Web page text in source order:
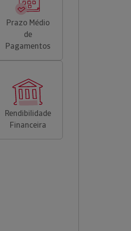
Prazo Médio
de
Pagamentos
Rendibilidade
Financeira